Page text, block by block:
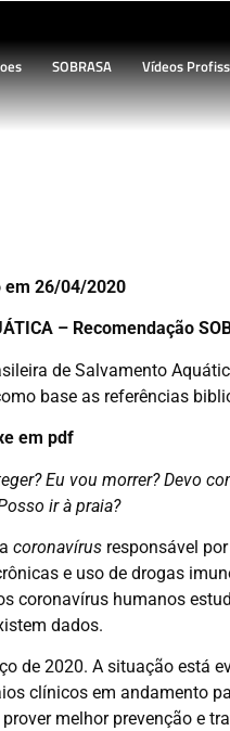
SOBRASA Vídeos
AQUÁTICA –
em 26/04/2020
– Recomendação
de Salvamento
base as referências
em pdf
Eu vou morrer? Devo
ir à praia?
coronavírusresponsável
e uso de drogas
coronavírus humanos
dados.
de 2020. A situação está
clínicos em andamento
melhor prevenção e